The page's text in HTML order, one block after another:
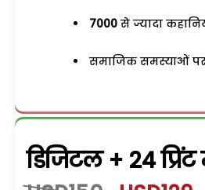
7000 से ज्यादा
समाजिक समस्याओं
डिजिटल + 24